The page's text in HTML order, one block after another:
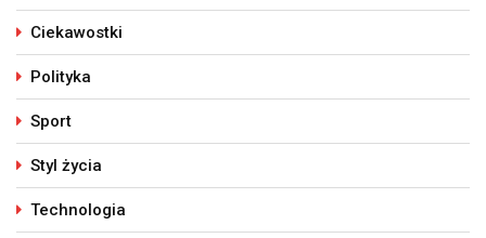
Ciekawostki
Polityka
Sport
Styl życia
Technologia